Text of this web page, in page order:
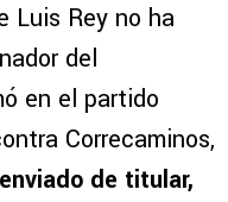
Luis Rey no ha
del
en el partido
Correcaminos,
de titular,